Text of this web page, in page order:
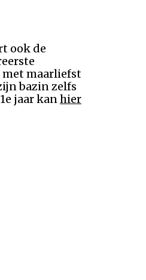
ook de
met maarliefst
bazin zelfs
jaar kanhier